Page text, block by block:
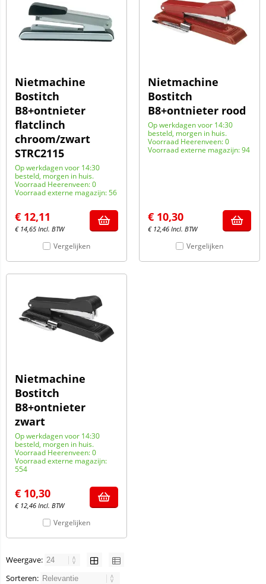
Nietmachine
Bostitch
B8+ontnieter
flatclinch
chroom/zwart
STRC2115
Op werkdagen voor 14:30
besteld, morgen in huis.
Voorraad Heerenveen: 0
Voorraad externe magazijn: 56
€ 12,11
€ 14,65 Incl. BTW
Vergelijken
Nietmachine
Bostitch
B8+ontnieter rood
Op werkdagen voor 14:30
besteld, morgen in huis.
Voorraad Heerenveen: 0
Voorraad externe magazijn: 94
€ 10,30
€ 12,46 Incl. BTW
Vergelijken
Nietmachine
Bostitch
B8+ontnieter
zwart
Op werkdagen voor 14:30
besteld, morgen in huis.
Voorraad Heerenveen: 0
Voorraad externe magazijn:
554
€ 10,30
€ 12,46 Incl. BTW
Vergelijken
Weergave:
Sorteren: